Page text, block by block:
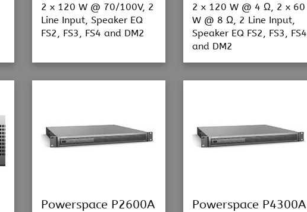
2 x 120 W @ 70/100V, 2
Line Input, Speaker EQ
FS2, FS3, FS4 and DM2
2 x 120 W @ 4 Ω, 2 x 60
W @ 8 Ω, 2 Line Input,
Speaker EQ FS2, FS3, FS4
and DM2
Powerspace P2600A Powerspace P4300A